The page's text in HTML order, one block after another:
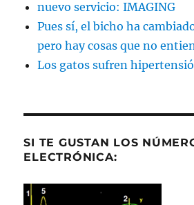
nuevo servicio: IMAGING
Pues sí, el bicho ha
pero hay cosas que no
Los gatos sufren
SI TE GUSTAN LOS
ELECTRÓNICA: